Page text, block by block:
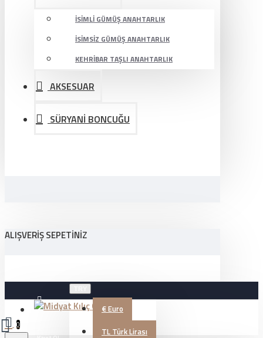
İSIMLI GÜMÜŞ ANAHTARLIK
İSIMSIZ GÜMÜŞ ANAHTARLIK
KEHRIBAR TAŞLI ANAHTARLIK
AKSESUAR
SÜRYANİ BONCUĞU
ALIŞVERIŞ SEPETINIZ
Üye Girişi €Euro
TL Türk Lirası
0